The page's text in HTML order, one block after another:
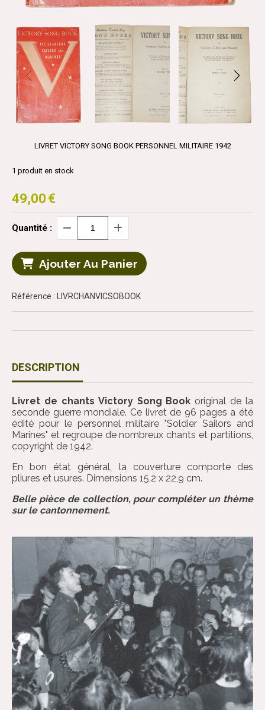
LIVRET VICTORY SONG BOOK PERSONNEL MILITAIRE 1942
49,00 €
1 produit en stock
Quantité :
Ajouter Au Panier
Référence : LIVRCHANVICSOBOOK
DESCRIPTION
Livret de chants Victory Song Book original de la
seconde guerre mondiale. Ce livret de 96 pages a été
édité pour le personnel militaire "Soldier Sailors and
Marines" et regroupe de nombreux chants et partitions,
copyright de 1942.
En bon état général, la couverture comporte des
pliures et usures. Dimensions 15,2 x 22,9 cm.
Belle pièce de collection, pour compléter un thème
sur le cantonnement.